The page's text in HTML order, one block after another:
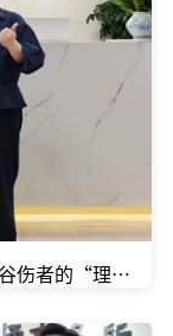
伤者的“理赔加